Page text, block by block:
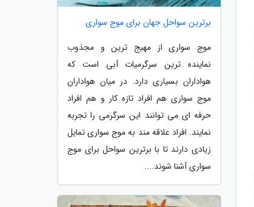
برترین سواحل جهان برای موج سواری
موج سواری از مهیج ترین و مجذوب
نماینده ترین سرگرمیات آبی است که
هواداران بسیاری دارد. در میان هواداران
موج سواری هم افراد تازه کار و هم افراد
حرفه ای می توانند این سرگرمی را تجربه
نمایند. افراد علاقه مند به موج سواری تمایل
زیادی دارند تا با برترین سواحل برای موج
سواری آشنا شوند....